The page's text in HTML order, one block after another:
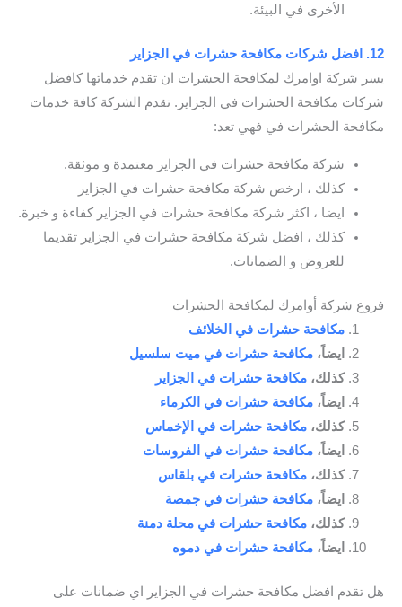
الأخرى في البيئة.
12. افضل شركات مكافحة حشرات في الجزاير
يسر شركة اوامرك لمكافحة الحشرات ان تقدم خدماتها كافضل
شركات مكافحة الحشرات في الجزاير. تقدم الشركة كافة خدمات
مكافحة الحشرات في فهي تعد:
شركة مكافحة حشرات في الجزاير معتمدة و موثقة.
كذلك ، ارخص شركة مكافحة حشرات في الجزاير
ايضا ، اكثر شركة مكافحة حشرات في الجزاير كفاءة و خبرة.
كذلك ، افضل شركة مكافحة حشرات في الجزاير تقديما
للعروض و الضمانات.
فروع شركة أوامرك لمكافحة الحشرات
مكافحة حشرات في الخلائف
ايضاً، مكافحة حشرات في ميت سلسيل
كذلك، مكافحة حشرات في الجزاير
ايضاً، مكافحة حشرات في الكرماء
كذلك، مكافحة حشرات في الإخماس
ايضاً، مكافحة حشرات في الفروسات
كذلك، مكافحة حشرات في بلقاس
ايضاً، مكافحة حشرات في جمصة
كذلك، مكافحة حشرات في محلة دمنة
ايضاً، مكافحة حشرات في دموه
هل تقدم افضل مكافحة حشرات في الجزاير اي ضمانات على